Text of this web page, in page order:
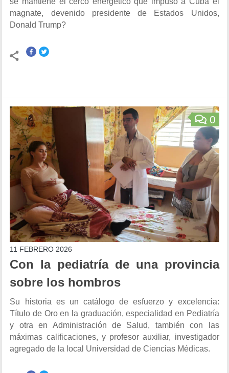
magnate, devenido presidente de Estados Unidos,
Donald Trump?
0
11 FEBRERO 2026
Con la pediatría de una provincia
sobre los hombros
Su historia es un catálogo de esfuerzo y excelencia:
Título de Oro en la graduación, especialidad en Pediatría
y otra en Administración de Salud, también con las
máximas calificaciones, y profesor auxiliar, investigador
agregado de la local Universidad de Ciencias Médicas.